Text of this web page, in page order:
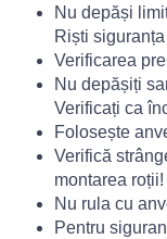
Nu depăși
Riști
Verificarea
Nu depășiți
Verificați ca
Folosește
Verifică
montarea roții!
Nu rula cu
Pentru